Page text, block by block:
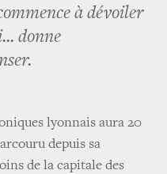
à dévoiler
donne
lyonnais aura 20
depuis sa
de la capitale des